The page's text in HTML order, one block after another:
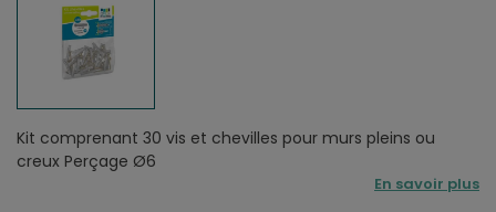
Kit comprenant 30 vis et chevilles pour murs pleins ou
creux Perçage Ø6
En savoir plus